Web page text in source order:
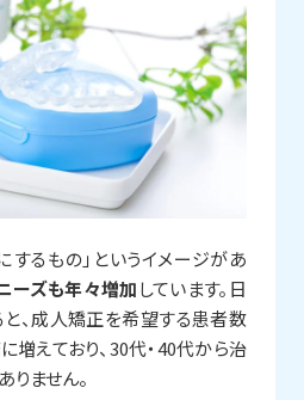
するもの」というイメージがあ
ーズも年々増加しています。日
、成人矯正を希望する患者数
増えており、30代・40代から治
ません。